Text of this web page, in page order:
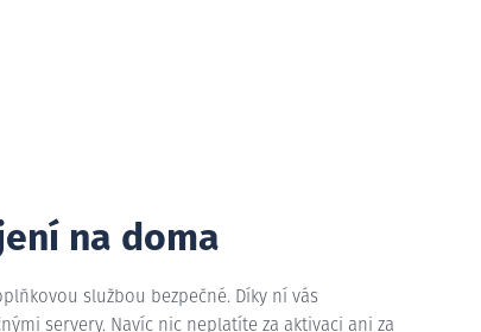
na doma
službou bezpečné. Díky ní vás
servery. Navíc nic neplatíte za aktivaci ani za